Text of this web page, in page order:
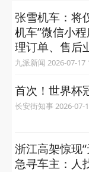
张雪机车：将
机车”微信小
理订单、售后
九派新闻 2026-
首次！世界杯
长安街知事
浙江高架惊现
急寻车主：人